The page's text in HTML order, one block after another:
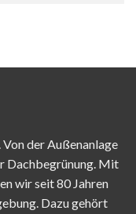
. Von der Außenanlage
Dachbegrünung. Mit
wir seit 80 Jahren
Dazu gehört